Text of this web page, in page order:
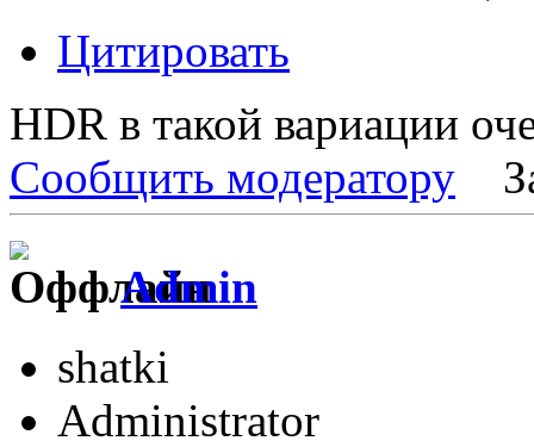
Цитировать
HDR в такой вариации
Сообщить модератору
Admin
shatki
Administrator